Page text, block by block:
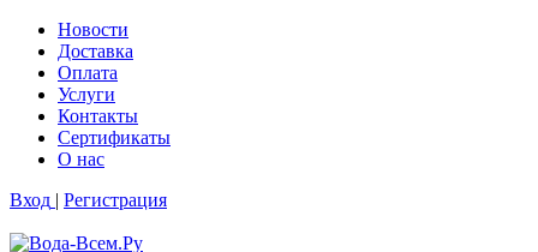
Новости
Доставка
Оплата
Услуги
Контакты
Cертификаты
О нас
Вход | Регистрация